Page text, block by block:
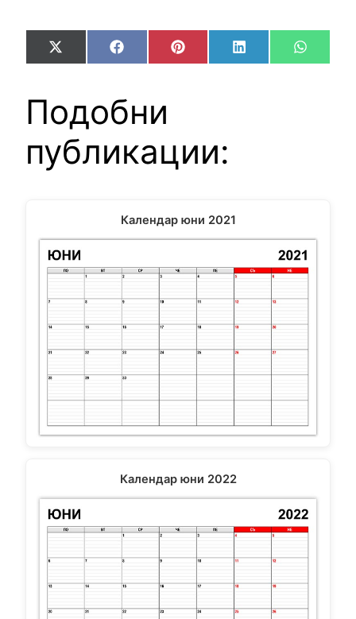
Share
on
X
(Twitter)
Share
on
FacebookShare
on
Pinterest Share
on
LinkedIn Share
on
Подобни
публикации:
Календар юни 2021
Календар юни 2022